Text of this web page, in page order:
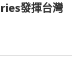
發揮台灣